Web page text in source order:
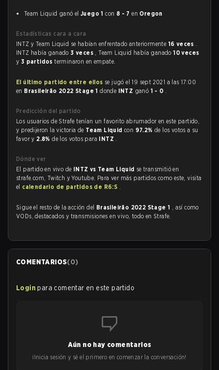
Team Liquid ganó el Juego 1 con 8 - 7 en Oregon
Estadísticas cara a cara
INTZ y Team Liquid se habían enfrentado anteriormente 16 veces .
INTZ había ganado3 veces , Team Liquid había ganado10 veces
y 3 partidosterminaron en empate.
El último partido entre ellos se jugó el 19 sept 2021 a las 17:00
en Brasileirão 2022 Stage 1donde INTZ ganó 1 - 0 .
Predicción del partido
Los usuarios de Strafe tenían un favorito abrumador en este partido,
y predijeron la victoria de Team Liquidcon 97.2%de los votos a su
favor y 2.8%de los votos para INTZ .
Dónde ver
El partido en vivo de INTZ vs Team Liquid se transmitió en
strafe.com, Twitch y Youtube. Para ver más partidos como este, visita
el calendario de partidos de R6:S .
Sigue el resto de la acción del Brasileirão 2022 Stage 1 , así como
VODs, destacados y transmisiones en vivo, todo en Strafe.
COMENTARIOS(0)
Login para comentar en este partido
Aún no hay comentarios
¡Inicia sesión y sé el primero en comenzar la conversación!